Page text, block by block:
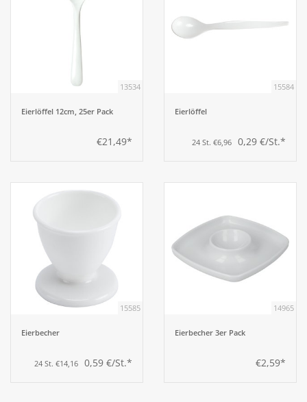
13534
Eierlöffel 12cm, 25er Pack
€21,49*
15584
Eierlöffel
24 St. €6,96 0,29 €/St.*
15585
Eierbecher
24 St. €14,16 0,59 €/St.*
14965
Eierbecher 3er Pack
€2,59*